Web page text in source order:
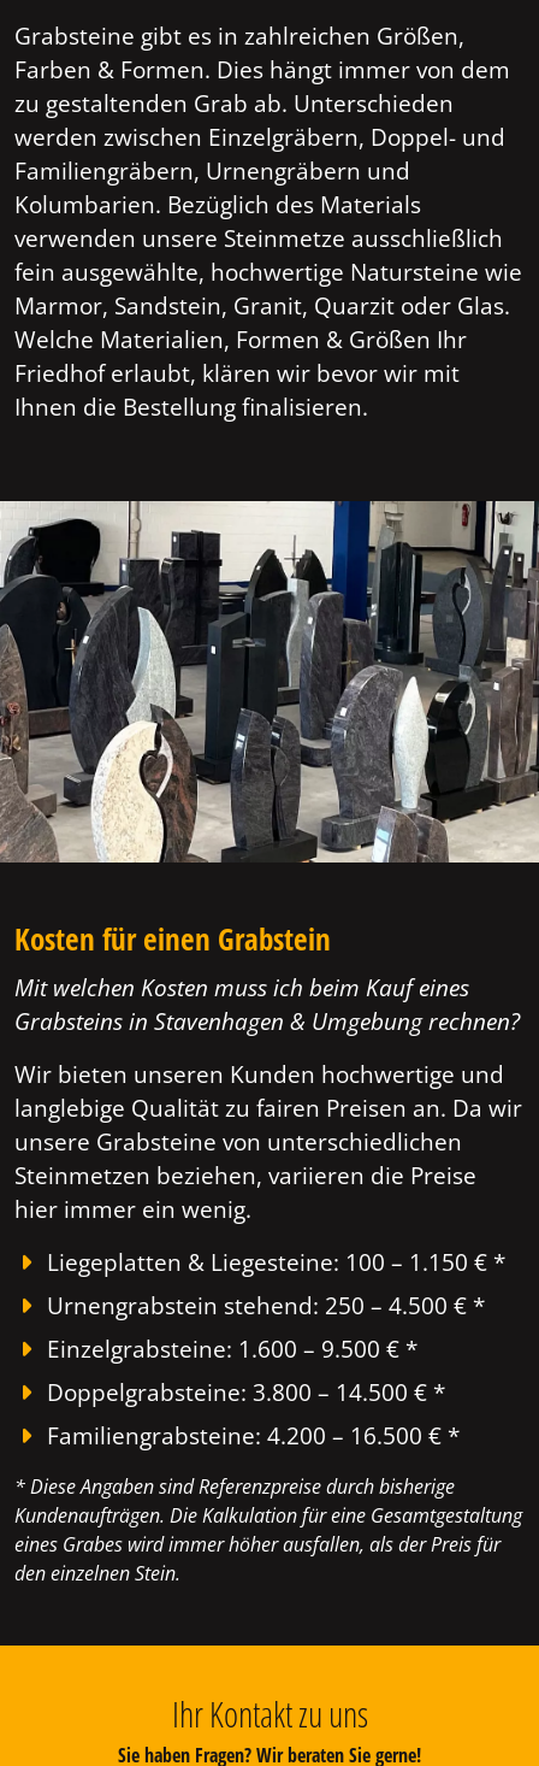
Grabsteine gibt es in zahlreichen Größen,
Farben & Formen. Dies hängt immer von dem
zu gestaltenden Grab ab. Unterschieden
werden zwischen Einzelgräbern, Doppel- und
Familiengräbern, Urnengräbern und
Kolumbarien. Bezüglich des Materials
verwenden unsere Steinmetze ausschließlich
fein ausgewählte, hochwertige Natursteine wie
Marmor, Sandstein, Granit, Quarzit oder Glas.
Welche Materialien, Formen & Größen Ihr
Friedhof erlaubt, klären wir bevor wir mit
Ihnen die Bestellung finalisieren.
Kosten für einen Grabstein
Mit welchen Kosten muss ich beim Kauf eines
Grabsteins in Stavenhagen & Umgebung rechnen?
Wir bieten unseren Kunden hochwertige und
langlebige Qualität zu fairen Preisen an. Da wir
unsere Grabsteine von unterschiedlichen
Steinmetzen beziehen, variieren die Preise
hier immer ein wenig.
Liegeplatten & Liegesteine: 100 – 1.150 € *
Urnengrabstein stehend: 250 – 4.500 € *
Einzelgrabsteine: 1.600 – 9.500 € *
Doppelgrabsteine: 3.800 – 14.500 € *
Familiengrabsteine: 4.200 – 16.500 € *
* Diese Angaben sind Referenzpreise durch bisherige
Kundenaufträgen. Die Kalkulation für eine Gesamtgestaltung
eines Grabes wird immer höher ausfallen, als der Preis für
den einzelnen Stein.
Ihr Kontakt zu uns
Sie haben Fragen? Wir beraten Sie gerne!